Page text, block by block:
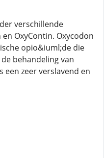
verschillende
OxyContin. Oxycodon
opio&iuml;de die
behandeling van
zeer verslavend en